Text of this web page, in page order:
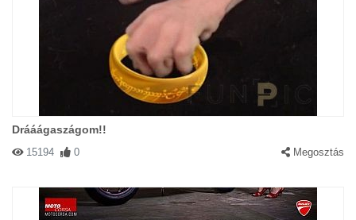
Drááágaszágom!!
15194 0 Megosztás